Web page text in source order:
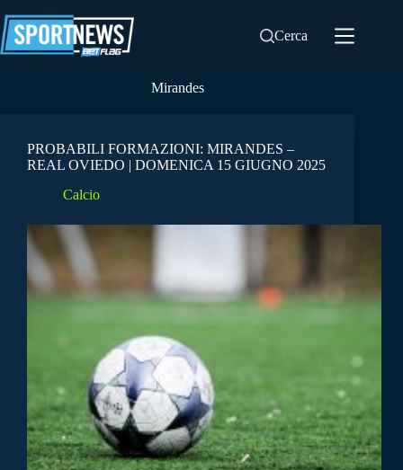
al
contenuto
Cerca
Mirandes
PROBABILI FORMAZIONI: MIRANDES –
REAL OVIEDO | DOMENICA 15 GIUGNO 2025
Calcio